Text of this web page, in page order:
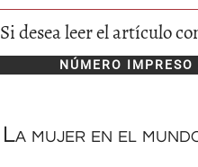
Si desea leer el artículo
NÚMERO IMPRESO
La mujer en el